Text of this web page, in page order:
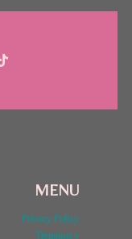
MENU
Privacy Policy
Términos y